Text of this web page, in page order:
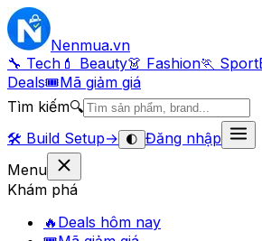
Nenmua.vn
🔧 Tech 💄 Beauty👗 Fashion🏃 Sport
Deals🎟Mã giảm giá
Tìm kiếm🔍
🛠️ Build Setup→ 🌓 Đăng nhập
Menu
Khám phá
🔥 Deals hôm nay